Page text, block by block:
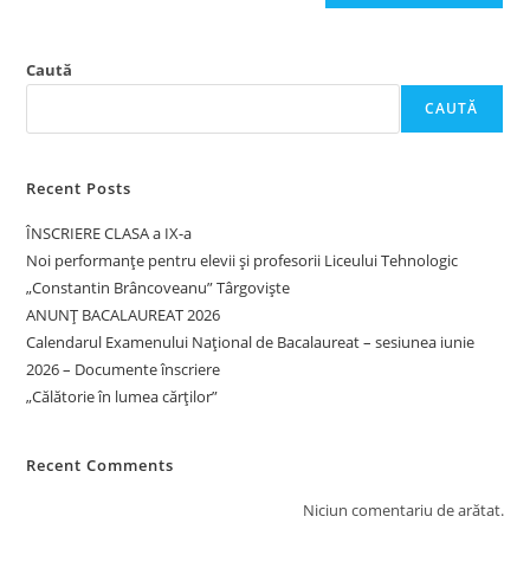
Caută
CAUTĂ
Recent Posts
ÎNSCRIERE CLASA a IX-a
Noi performanțe pentru elevii și profesorii Liceului Tehnologic
„Constantin Brâncoveanu” Târgoviște
ANUNȚ BACALAUREAT 2026
Calendarul Examenului Național de Bacalaureat – sesiunea iunie
2026 – Documente înscriere
„Călătorie în lumea cărților”
Recent Comments
Niciun comentariu de arătat.